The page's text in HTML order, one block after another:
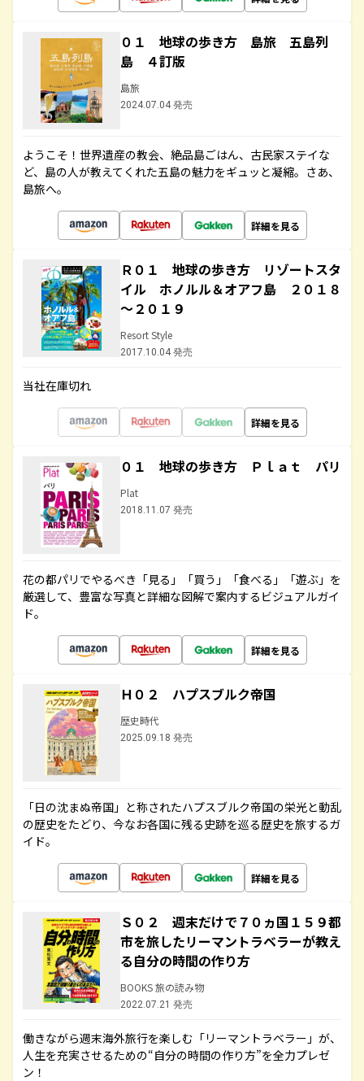
０１ 地球の歩き方 島旅 五島列
島 ４訂版
島旅
2024.07.04 発売
ようこそ！世界遺産の教会、絶品島ごはん、古民家ステイな
ど、島の人が教えてくれた五島の魅力をギュッと凝縮。さあ、
島旅へ。
詳細を見る
Ｒ０１ 地球の歩き方 リゾートスタ
イル ホノルル＆オアフ島 ２０１８
～２０１９
Resort Style
2017.10.04 発売
当社在庫切れ
詳細を見る
０１ 地球の歩き方 Ｐｌａｔ パリ
Plat
2018.11.07 発売
花の都パリでやるべき「見る」「買う」「食べる」「遊ぶ」を
厳選して、豊富な写真と詳細な図解で案内するビジュアルガイ
ド。
詳細を見る
Ｈ０２ ハプスブルク帝国
歴史時代
2025.09.18 発売
「日の沈まぬ帝国」と称されたハプスブルク帝国の栄光と動乱
の歴史をたどり、今なお各国に残る史跡を巡る歴史を旅するガ
イド。
詳細を見る
Ｓ０２ 週末だけで７０ヵ国１５９都
市を旅したリーマントラベラーが教え
る自分の時間の作り方
BOOKS 旅の読み物
2022.07.21 発売
働きながら週末海外旅行を楽しむ「リーマントラベラー」が、
人生を充実させるための“自分の時間の作り方”を全力プレゼ
ン！